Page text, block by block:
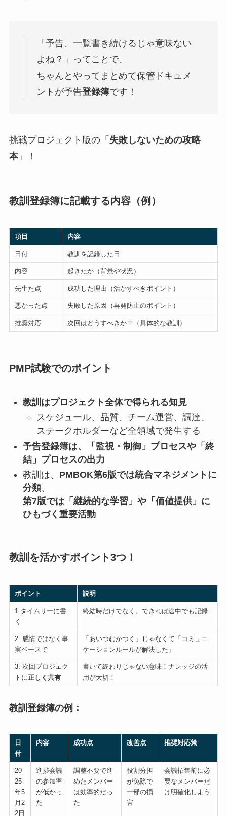
「予告、一覧書き続けるじゃ意味ない
よね？」ってことで、
ちゃんとやってまとめて保管ドキュメ
ントが予告登録簿です！
挑戦プロジェクト版の「 失敗しないための攻略
本」！
教訓登録簿に記載する内容（例）
項目 内容
日付 教訓を記録した日
内容 起きたか（背景や状況）
先生た点 成功した理由（活かすべきポイント）
悪かった点 失敗した原因（再発防止のポイント）
推奨対応 次回はどうすべきか？（具体的な教訓）
PMP試験でのポイント
教訓はプロジェクト全体で得られる知見
スケジュール、品質、チーム運営、調達、
ステークホルダーなど全領域で発生する
予告登録簿は、「監視・制御」プロセスや「終
結」プロセスの出力
教訓は、 PMBOK第6版では統合マネジメントに
分類、
第7版では「継続的な学習」や「価値提供」に
ひもづく重要活動
教訓を活かすポイント3つ！
ポイント 説明
1.タイムリーに書
く
終結時だけでなく、できれば途中でも記録
2. 感情ではなく事
実ベースで
「あいつむかつく」じゃなくて「コミュニ
ケーションルールが解決した」
3. 次回プロジェク
トに正しく共有
書いて終わりじゃない意味！ナレッジの活
用が大切！
教訓登録簿の例：
日
付
内容 成功点 改善点 推奨対応策
20
25
年5
月2
2日
進捗会議
の参加率
が低かっ
た
調整不要で進
めたメンバー
は効率的だっ
た
役割分担
が免除で
一部の損
害
会議招集前に必
要なメンバーだ
け明確化しよう